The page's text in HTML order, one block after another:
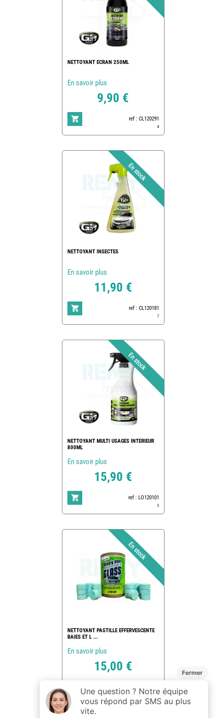
NETTOYANT ECRAN 250ML
En savoir plus
9,90 €
ref : CL120291
4
NETTOYANT INSECTES
En savoir plus
11,90 €
ref : CL120181
7
NETTOYANT MULTI USAGES INTERIEUR
800ML
En savoir plus
15,90 €
ref : LO120101
3
NETTOYANT PASTILLE EFFERVESCENTE
BAIES ET L ...
En savoir plus
15,00 €
ref : 172445
4